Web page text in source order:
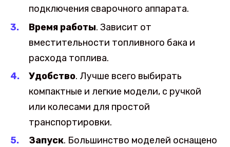
подключения сварочного аппарата.
Время работы. Зависит от
вместительности топливного бака и
расхода топлива.
Удобство. Лучше всего выбирать
компактные и легкие модели, с ручкой
или колесами для простой
транспортировки.
Запуск. Большинство моделей оснащено